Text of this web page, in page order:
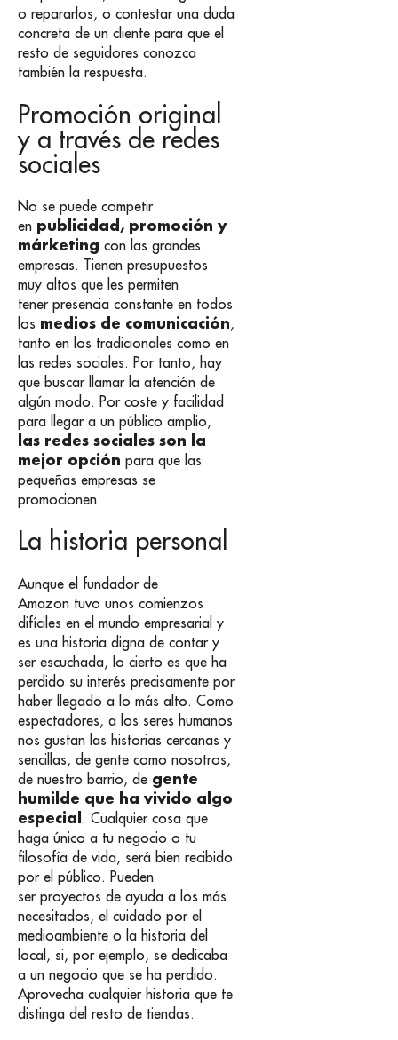
o repararlos, o contestar una duda
concreta de un cliente para que el
resto de seguidores conozca
también la respuesta.
Promoción original
y a través de redes
sociales
No se puede competir
en publicidad, promoción y
márketing con las grandes
empresas. Tienen presupuestos
muy altos que les permiten
tener presencia constante en todos
los medios de comunicación,
tanto en los tradicionales como en
las redes sociales. Por tanto, hay
que buscar llamar la atención de
algún modo. Por coste y facilidad
para llegar a un público amplio,
las redes sociales son la
mejor opción para que las
pequeñas empresas se
promocionen.
La historia personal
Aunque el fundador de
Amazon tuvo unos comienzos
difíciles en el mundo empresarial y
es una historia digna de contar y
ser escuchada, lo cierto es que ha
perdido su interés precisamente por
haber llegado a lo más alto. Como
espectadores, a los seres humanos
nos gustan las historias cercanas y
sencillas, de gente como nosotros,
de nuestro barrio, de gente
humilde que ha vivido algo
especial . Cualquier cosa que
haga único a tu negocio o tu
filosofía de vida, será bien recibido
por el público. Pueden
ser proyectos de ayuda a los más
necesitados, el cuidado por el
medioambiente o la historia del
local, si, por ejemplo, se dedicaba
a un negocio que se ha perdido.
Aprovecha cualquier historia que te
distinga del resto de tiendas.